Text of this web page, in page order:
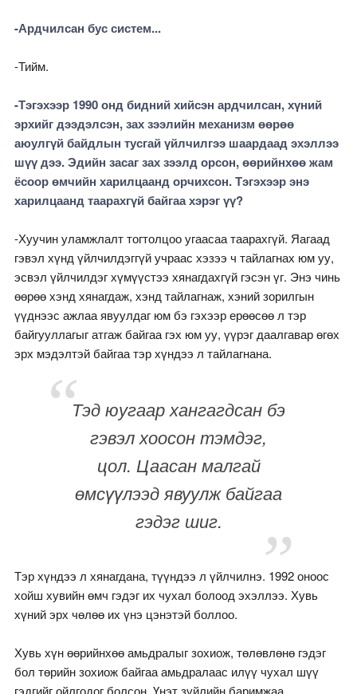
-Ардчилсан бус систем...
-Тийм.
-Тэгэхээр 1990 онд бидний хийсэн ардчилсан, хүний
эрхийг дээдэлсэн, зах зээлийн механизм өөрөө
аюулгүй байдлын тусгай үйлчилгээ шаардаад эхэллээ
шүү дээ. Эдийн засаг зах зээлд орсон, өөрийнхөө жам
ёсоор өмчийн харилцаанд орчихсон. Тэгэхээр энэ
харилцаанд таарахгүй байгаа хэрэг үү?
-Хуучин уламжлалт тогтолцоо угаасаа таарахгүй. Яагаад
гэвэл хүнд үйлчилдэггүй учраас хэзээ ч тайлагнах юм уу,
эсвэл үйлчилдэг хүмүүстээ хянагдахгүй гэсэн үг. Энэ чинь
өөрөө хэнд хянагдаж, хэнд тайлагнаж, хэний зорилгын
үүднээс ажлаа явуулдаг юм бэ гэхээр ерөөсөө л тэр
байгууллагыг атгаж байгаа гэх юм уу, үүрэг даалгавар өгөх
эрх мэдэлтэй байгаа тэр хүндээ л тайлагнана.
Тэд юугаар хангагдсан бэ
гэвэл хоосон тэмдэг,
цол. Цаасан малгай
өмсүүлээд явуулж байгаа
гэдэг шиг.
Тэр хүндээ л хянагдана, түүндээ л үйлчилнэ. 1992 оноос
хойш хувийн өмч гэдэг их чухал болоод эхэллээ. Хувь
хүний эрх чөлөө их үнэ цэнэтэй боллоо.
Хувь хүн өөрийнхөө амьдралыг зохиож, төлөвлөнө гэдэг
бол төрийн зохиож байгаа амьдралаас илүү чухал шүү